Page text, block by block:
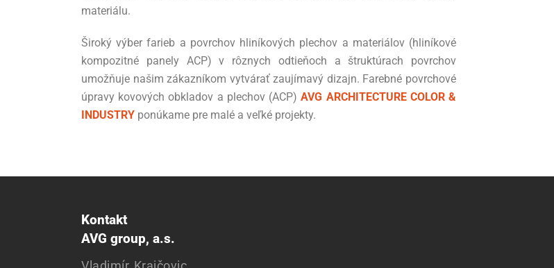
materiálu.
Široký výber farieb a povrchov hliníkových plechov a materiálov (hliníkové
kompozitné panely ACP) v rôznych odtieňoch a štruktúrach povrchov
umožňuje našim zákazníkom vytvárať zaujímavý dizajn. Farebné povrchové
úpravy kovových obkladov a plechov (ACP)AVG ARCHITECTURE COLOR &
INDUSTRY ponúkame pre malé a veľké projekty.
Kontakt
AVG group, a.s.